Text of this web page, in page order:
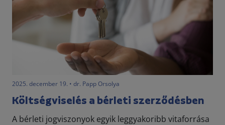
2025. december 19. • dr. Papp Orsolya
Költségviselés a bérleti szerződésben
A bérleti jogviszonyok egyik leggyakoribb vitaforrása